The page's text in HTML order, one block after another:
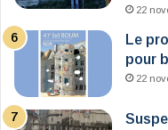
22
Le
pour
22